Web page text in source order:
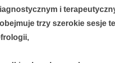
i
trzy szerokie sesje